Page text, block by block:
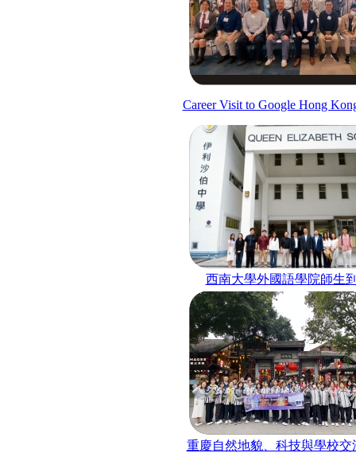
Career Visit to Google Hong
西南大學外國語學院師生
重慶自然地貌、科技與學校交